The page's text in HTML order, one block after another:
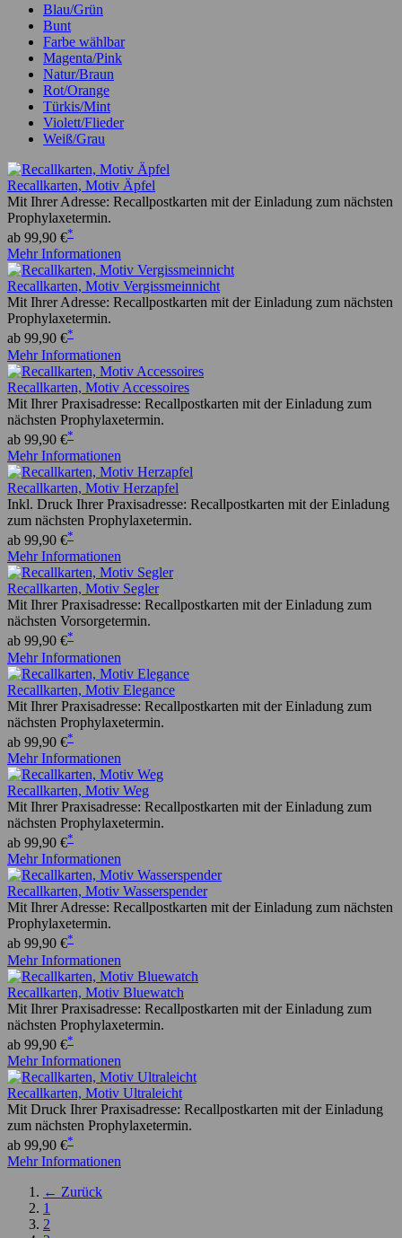
Blau/Grün
Bunt
Farbe wählbar
Magenta/Pink
Natur/Braun
Rot/Orange
Türkis/Mint
Violett/Flieder
Weiß/Grau
Recallkarten, Motiv Äpfel
Mit Ihrer Adresse: Recallpostkarten mit der Einladung zum nächsten
Prophylaxetermin.
ab 99,90 €*
Mehr Informationen
Recallkarten, Motiv Vergissmeinnicht
Mit Ihrer Adresse: Recallpostkarten mit der Einladung zum nächsten
Prophylaxetermin.
ab 99,90 €*
Mehr Informationen
Recallkarten, Motiv Accessoires
Mit Ihrer Praxisadresse: Recallpostkarten mit der Einladung zum
nächsten Prophylaxetermin.
ab 99,90 €*
Mehr Informationen
Recallkarten, Motiv Herzapfel
Inkl. Druck Ihrer Praxisadresse: Recallpostkarten mit der Einladung
zum nächsten Prophylaxetermin.
ab 99,90 €*
Mehr Informationen
Recallkarten, Motiv Segler
Mit Ihrer Praxisadresse: Recallpostkarten mit der Einladung zum
nächsten Vorsorgetermin.
ab 99,90 €*
Mehr Informationen
Recallkarten, Motiv Elegance
Mit Ihrer Praxisadresse: Recallpostkarten mit der Einladung zum
nächsten Prophylaxetermin.
ab 99,90 €*
Mehr Informationen
Recallkarten, Motiv Weg
Mit Ihrer Praxisadresse: Recallpostkarten mit der Einladung zum
nächsten Prophylaxetermin.
ab 99,90 €*
Mehr Informationen
Recallkarten, Motiv Wasserspender
Mit Ihrer Adresse: Recallpostkarten mit der Einladung zum nächsten
Prophylaxetermin.
ab 99,90 €*
Mehr Informationen
Recallkarten, Motiv Bluewatch
Mit Ihrer Praxisadresse: Recallpostkarten mit der Einladung zum
nächsten Prophylaxetermin.
ab 99,90 €*
Mehr Informationen
Recallkarten, Motiv Ultraleicht
Mit Druck Ihrer Praxisadresse: Recallpostkarten mit der Einladung
zum nächsten Prophylaxetermin.
ab 99,90 €*
Mehr Informationen
← Zurück
1
2